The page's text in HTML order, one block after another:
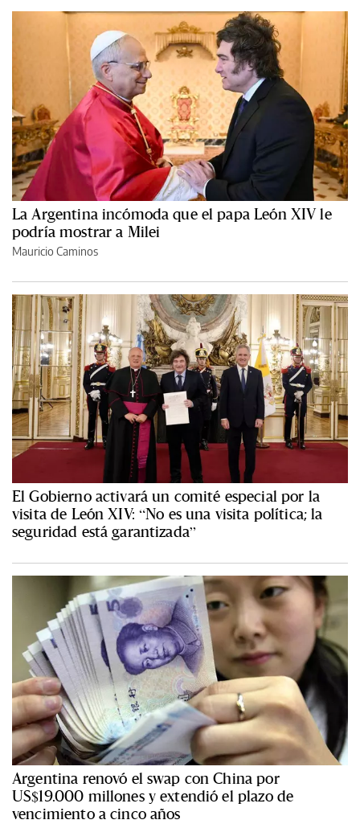
La Argentina incómoda que el papa León XIV le
podría mostrar a Milei
Mauricio Caminos
El Gobierno activará un comité especial por la
visita de León XIV: “No es una visita política; la
seguridad está garantizada”
Argentina renovó el swap con China por
US$19.000 millones y extendió el plazo de
vencimiento a cinco años